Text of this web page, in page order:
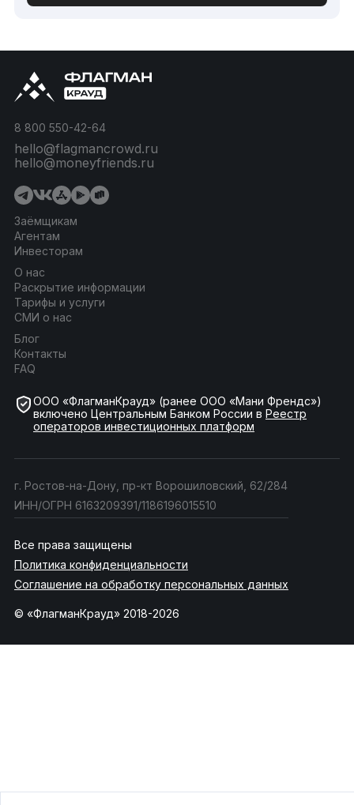
Заёмщикам
Агентам
Инвесторам
О нас
Раскрытие информации
Тарифы и услуги
СМИ о нас
Блог
Контакты
FAQ
8 800 550-42-64
hello@flagmancrowd.ru
hello@moneyfriends.ru
ООО «ФлагманКрауд» (ранее ООО «Мани Френдс»)
включено Центральным Банком России в Реестр
операторов инвестиционных платформ
г. Ростов-на-Дону, пр-кт Ворошиловский, 62/284
ИНН/ОГРН 6163209391/1186196015510
Все права защищены
Политика конфиденциальности
Соглашение на обработку персональных данных
© «ФлагманКрауд» 2018-2026